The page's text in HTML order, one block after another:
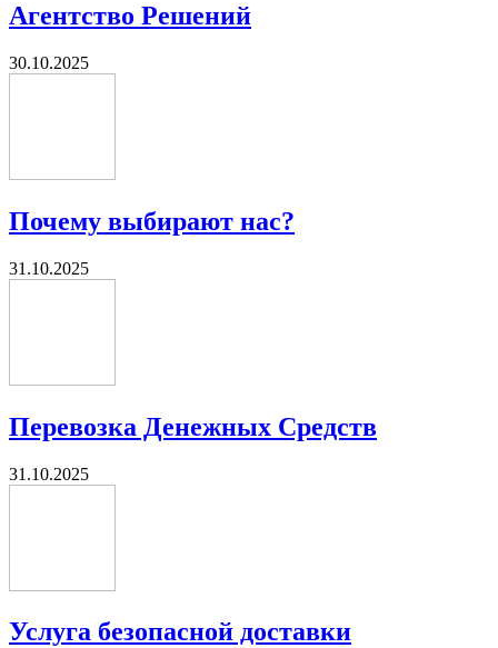
Агентство Решений
30.10.2025
Почему выбирают нас?
31.10.2025
Перевозка Денежных Средств
31.10.2025
Услуга безопасной доставки